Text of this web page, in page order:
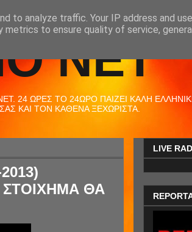
NET
24 ΩΡΕΣ ΤΟ 24ΩΡΟ ΠΑΙΖΕΙ ΚΑΛΗ
ΚΑΙ ΤΟΝ ΚΑΘΕΝΑ ΞΕΧΩΡΙΣΤΑ.
ΘΑ
LIVE
to analyze traffic. Your IP address and
to ensure quality of service,